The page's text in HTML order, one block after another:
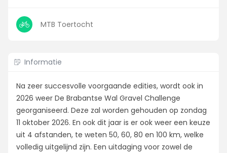
MTB Toertocht
Informatie
Na zeer succesvolle voorgaande edities, wordt ook in
2026 weer De Brabantse Wal Gravel Challenge
georganiseerd. Deze zal worden gehouden op zondag
11 oktober 2026. En ook dit jaar is er ook weer een keuze
uit 4 afstanden, te weten 50, 60, 80 en 100 km, welke
volledig uitgelijnd zijn. Een uitdaging voor zowel de